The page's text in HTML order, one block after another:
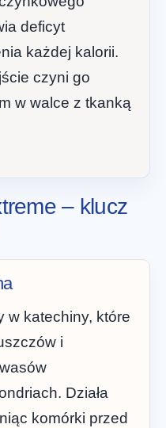
deficyt
każdej kalorii.
czyni go
w walce z tkanką
– klucz
w katechiny, które
i
Działa
komórki przed